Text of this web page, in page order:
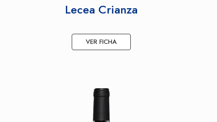
Lecea Crianza
VER FICHA